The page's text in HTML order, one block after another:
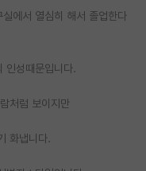
에서 열심히 해서 졸업한다
인성때문입니다.
처럼 보이지만
화냅니다.